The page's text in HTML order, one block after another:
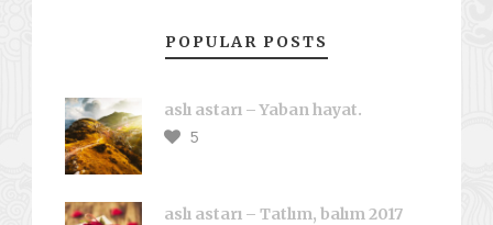
POPULAR POSTS
aslı astarı – Yaban hayat.
5
aslı astarı – Tatlım, balım 2017